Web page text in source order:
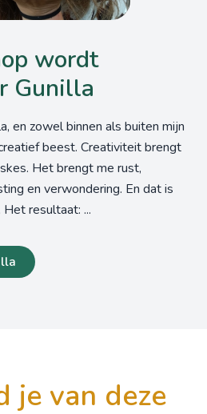
Gunilla
en zowel binnen als buiten mijn
beest. Creativiteit brengt
Het brengt me rust,
en verwondering. En dat is
resultaat: ...